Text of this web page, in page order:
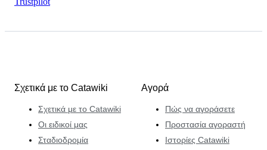
Σχετικά με το Catawiki
Σχετικά με το Catawiki
Οι ειδικοί μας
Σταδιοδρομία
Αγορά
Πώς να αγοράσετε
Προστασία αγοραστή
Ιστορίες Catawiki